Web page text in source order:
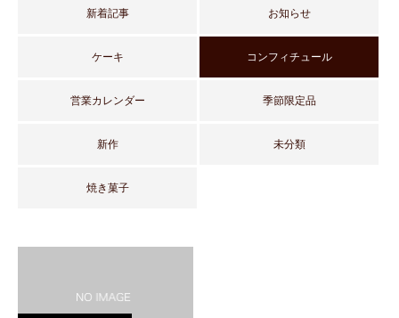
新着記事 お知らせ
ケーキ コンフィチュール
営業カレンダー 季節限定品
新作 未分類
焼き菓子